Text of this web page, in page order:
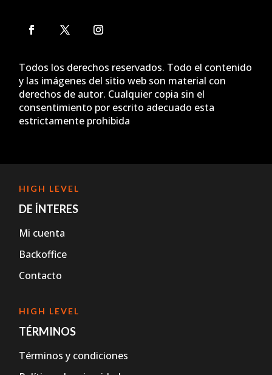
Todos los derechos reservados. Todo el contenido
y las imágenes del sitio web son material con
derechos de autor. Cualquier copia sin el
consentimiento por escrito adecuado esta
estrictamente prohibida
HIGH LEVEL
DE ÍNTERES
Mi cuenta
Backoffice
Contacto
HIGH LEVEL
TÉRMINOS
Términos y condiciones